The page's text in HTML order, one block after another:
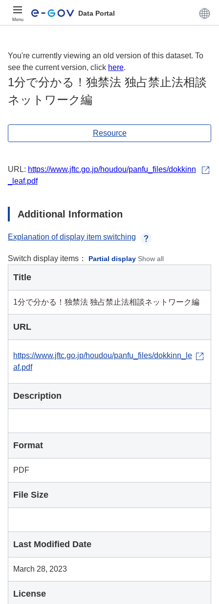
Menu
Data Portal
You're currently viewing an old version of this dataset. To
see the current version, click here.
1分で分かる！独禁法 独占禁止法相談
ネットワーク編
Resource
URL: https://www.jftc.go.jp/houdou/panfu_files/dokkinn
_leaf.pdf
Additional Information
Explanation of display item switching
Switch display items： Partial display Show all
Title
1分で分かる！独禁法 独占禁止法相談ネットワーク編
URL
https://www.jftc.go.jp/houdou/panfu_files/dokkinn_le
af.pdf
Description
Format
PDF
File Size
Last Modified Date
March 28, 2023
License